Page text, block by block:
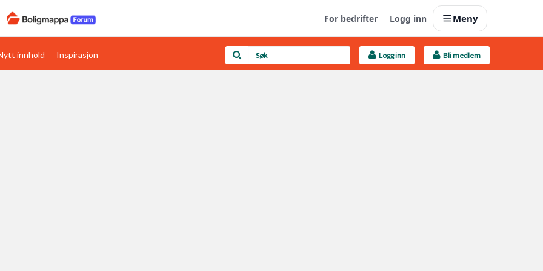
For bedrifter Logg inn Meny
Boligens papirer Last opp selv
innhold Inspirasjon Logg inn Bli medlem